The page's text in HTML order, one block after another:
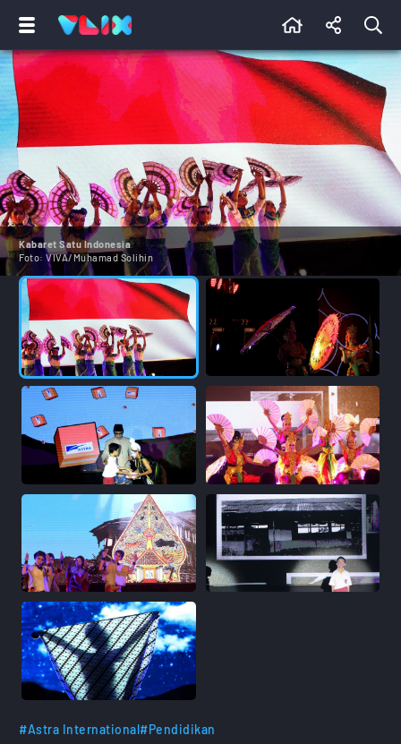
Kabaret Satu Indonesia
Foto: VIVA/Muhamad Solihin
#Astra International#Pendidikan